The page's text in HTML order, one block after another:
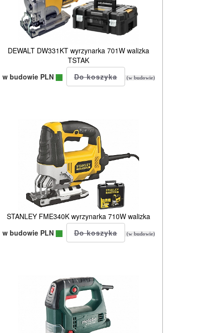
DEWALT DW331KT wyrzynarka 701W walizka
TSTAK
w budowie PLN
(w budowie)
STANLEY FME340K wyrzynarka 710W walizka
w budowie PLN
(w budowie)